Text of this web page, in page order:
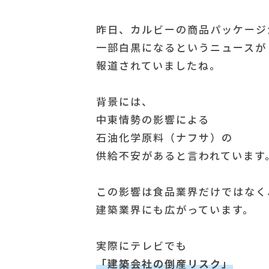
昨日、カルビーの商品パッケージ
一部白黒になるというニュースが
報道されていましたね。
背景には、
中東情勢の影響による
石油化学原料（ナフサ）の
供給不安があると言われています。
この影響は食品業界だけではなく
建築業界にも広がっています。
実際にテレビでも
「建築会社の倒産リスク」